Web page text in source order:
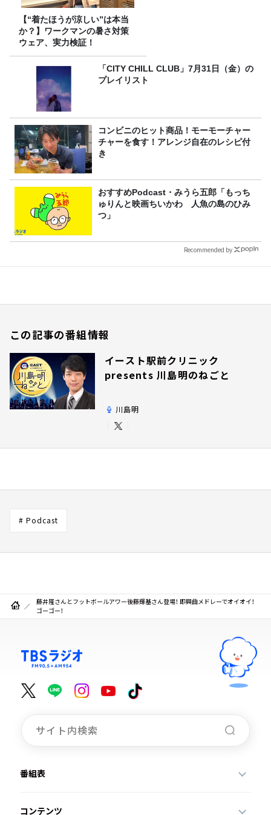
【“着たほうが涼しい”は本当
か？】ワークマンの暑さ対策
ウェア、実力検証！
「CITY CHILL CLUB」7月31日（金）の
プレイリスト
コンビニのヒット商品！モーモーチャー
チャーを食す！アレンジ自在のレシピ付
き
おすすめPodcast・みうら五郎「もっち
ゅりんと映画ちいかわ 人魚の島のひみ
つ」
Recommended by
この記事の番組情報
イースト駅前クリニック
presents 川島明のねごと
川島明
# Podcast
藤井隆さんとフットボールアワー後藤輝基さん登場！ 即興曲メドレーでオイオイ！
ゴーゴー！
番組表
コンテンツ